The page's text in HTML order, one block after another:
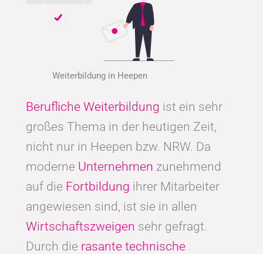
Weiterbildung in Heepen
Berufliche Weiterbildung ist ein sehr
großes Thema in der heutigen Zeit,
nicht nur in Heepen bzw. NRW. Da
moderne Unternehmen zunehmend
auf die Fortbildung ihrer Mitarbeiter
angewiesen sind, ist sie in allen
Wirtschaftszweigen sehr gefragt.
Durch die rasante technische